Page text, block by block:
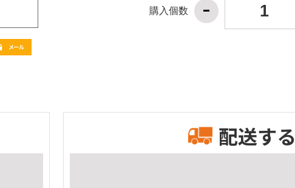
購入個数
配送する